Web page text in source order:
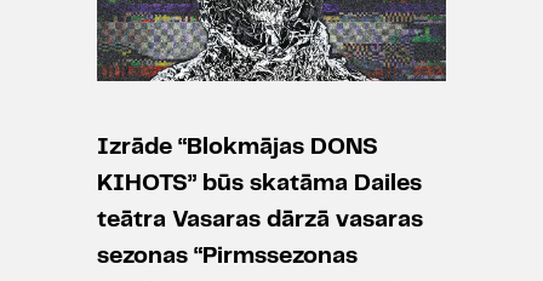
Izrāde “Blokmājas DONS
KIHOTS” būs skatāma Dailes
teātra Vasaras dārzā vasaras
sezonas “Pirmssezonas